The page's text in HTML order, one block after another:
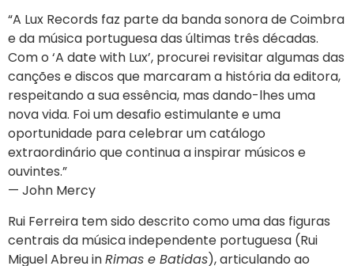
“A Lux Records faz parte da banda sonora de Coimbra
e da música portuguesa das últimas três décadas.
Com o ‘A date with Lux’, procurei revisitar algumas das
canções e discos que marcaram a história da editora,
respeitando a sua essência, mas dando-lhes uma
nova vida. Foi um desafio estimulante e uma
oportunidade para celebrar um catálogo
extraordinário que continua a inspirar músicos e
ouvintes.”
— John Mercy
Rui Ferreira tem sido descrito como uma das figuras
centrais da música independente portuguesa (Rui
Miguel Abreu inRimas e Batidas), articulando ao